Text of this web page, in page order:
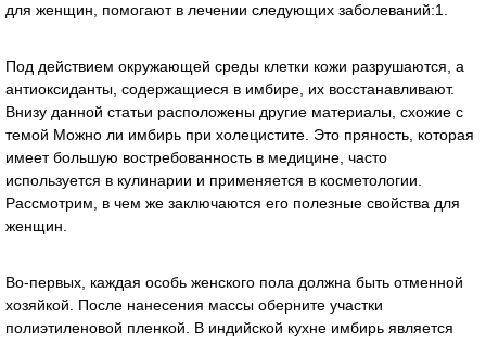
для женщин, помогают в лечении следующих заболеваний:1.
Под действием окружающей среды клетки кожи разрушаются, а
антиоксиданты, содержащиеся в имбире, их восстанавливают.
Внизу данной статьи расположены другие материалы, схожие с
темой Можно ли имбирь при холецистите. Это пряность, которая
имеет большую востребованность в медицине, часто
используется в кулинарии и применяется в косметологии.
Рассмотрим, в чем же заключаются его полезные свойства для
женщин.
Во-первых, каждая особь женского пола должна быть отменной
хозяйкой. После нанесения массы оберните участки
полиэтиленовой пленкой. В индийской кухне имбирь является